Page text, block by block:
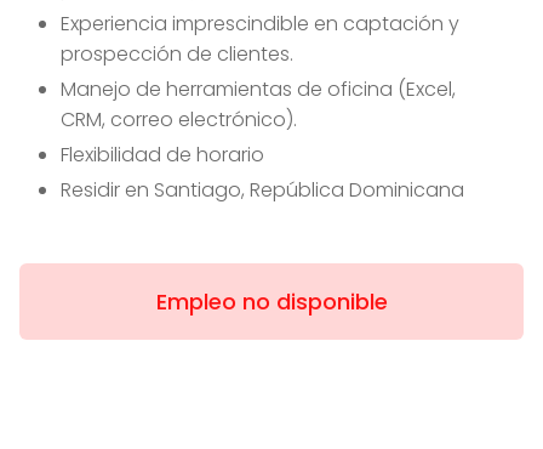
Experiencia imprescindible en captación y
prospección de clientes.
Manejo de herramientas de oficina (Excel,
CRM, correo electrónico).
Flexibilidad de horario
Residir en Santiago, República Dominicana
Empleo no disponible